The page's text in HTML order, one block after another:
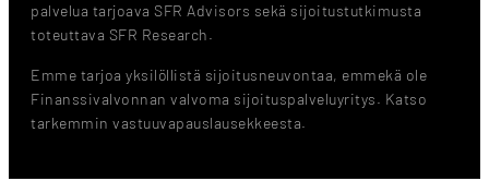
palvelua tarjoava SFR Advisors sekä sijoitustutkimusta
toteuttava SFR Research.
Emme tarjoa yksilöllistä sijoitusneuvontaa, emmekä ole
Finanssivalvonnan valvoma sijoituspalveluyritys. Katso
tarkemmin vastuuvapauslausekkeesta.